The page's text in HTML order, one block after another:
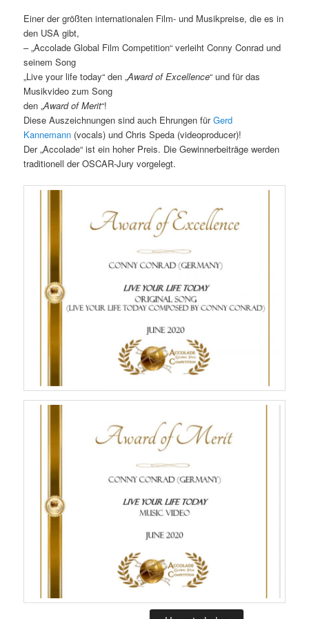
Einer der größten internationalen Film- und Musikpreise, die es in
den USA gibt,
– „Accolade Global Film Competition“ verleiht Conny Conrad und
seinem Song
„Live your life today“ den „Award of Excellence“ und für das
Musikvideo zum Song
den „Award of Merit“!
Diese Auszeichnungen sind auch Ehrungen fürGerd
Kannemann (vocals) und Chris Speda (videoproducer)!
Der „Accolade“ ist ein hoher Preis. Die Gewinnerbeiträge werden
traditionell der OSCAR-Jury vorgelegt.